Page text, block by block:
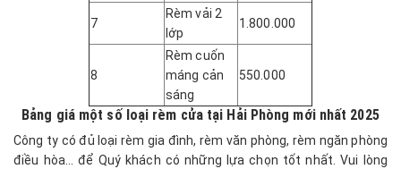
7
Rèm vải 2
lớp
1.800.000
8
Rèm cuốn
máng cản
sáng
550.000
Bảng giá một số loại rèm cửa tại Hải Phòng mới nhất 2025
Công ty có đủ loạirèm gia đình, rèm văn phòng, rèm ngăn phòng
điều hòa... để Quý khách có những lựa chọn tốt nhất. Vui lòng